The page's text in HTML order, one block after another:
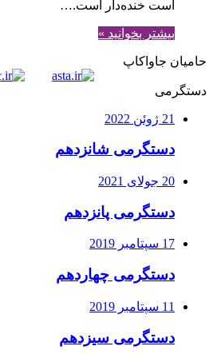
است خنده‌دار است.…
بیشتر بخوانید »
حامیان جاواکاپ
دستگرمی
21 ژوئن 2022
دستگرمی شانزدهم
20 جولای 2021
دستگرمی پانزدهم
17 سپتامبر 2019
دستگرمی چهاردهم
11 سپتامبر 2019
دستگرمی سیزدهم